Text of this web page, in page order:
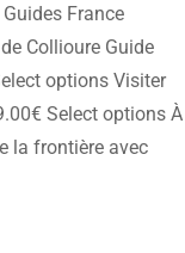
France
Collioure Guide
options Visiter
Select options À
la frontière avec